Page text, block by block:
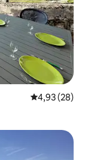
Évaluation
4,93 (28)